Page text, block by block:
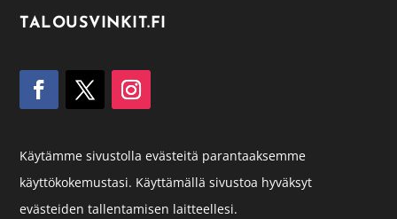
TALOUSVINKIT.FI
Käytämme sivustolla evästeitä parantaaksemme
käyttökokemustasi. Käyttämällä sivustoa hyväksyt
evästeiden tallentamisen laitteellesi.